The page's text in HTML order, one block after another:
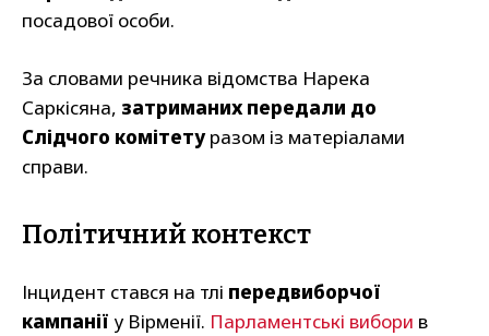
посадової особи.
За словами речника відомства Нарека
Саркісяна, затриманих передали до
Слідчого комітетуразом із матеріалами
справи.
Політичний контекст
Інцидент стався на тлі передвиборчої
кампанії у Вірменії. Парламентські вибори в